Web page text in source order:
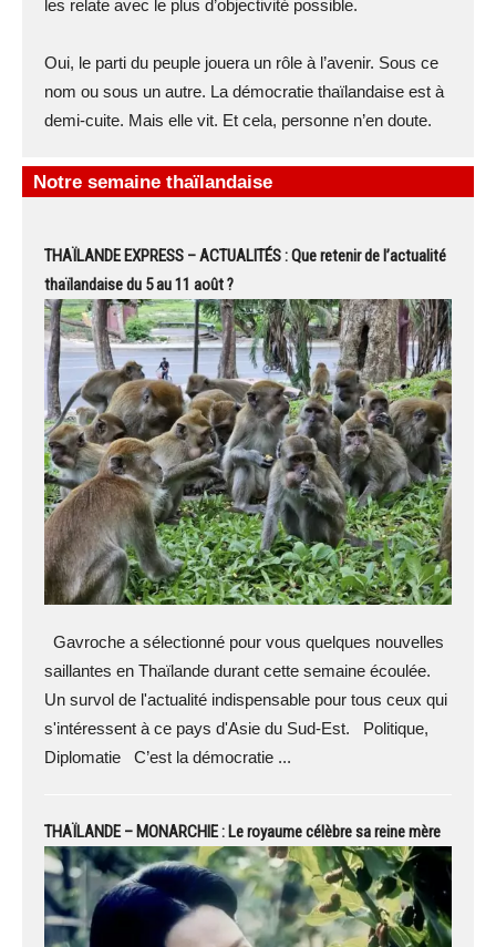
les relate avec le plus d’objectivité possible.
Oui, le parti du peuple jouera un rôle à l’avenir. Sous ce
nom ou sous un autre. La démocratie thaïlandaise est à
demi-cuite. Mais elle vit. Et cela, personne n’en doute.
Notre semaine thaïlandaise
THAÏLANDE EXPRESS – ACTUALITÉS : Que retenir de l’actualité
thaïlandaise du 5 au 11 août ?
Gavroche a sélectionné pour vous quelques nouvelles
saillantes en Thaïlande durant cette semaine écoulée.
Un survol de l'actualité indispensable pour tous ceux qui
s'intéressent à ce pays d'Asie du Sud-Est. Politique,
Diplomatie C’est la démocratie ...
THAÏLANDE – MONARCHIE : Le royaume célèbre sa reine mère